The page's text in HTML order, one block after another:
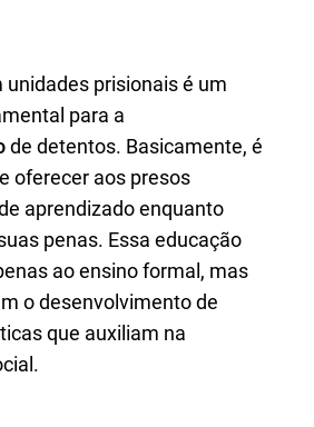
unidades prisionais é um
para a
de detentos. Basicamente, é
oferecer aos presos
aprendizado enquanto
penas. Essa educação
ao ensino formal, mas
o desenvolvimento de
que auxiliam na